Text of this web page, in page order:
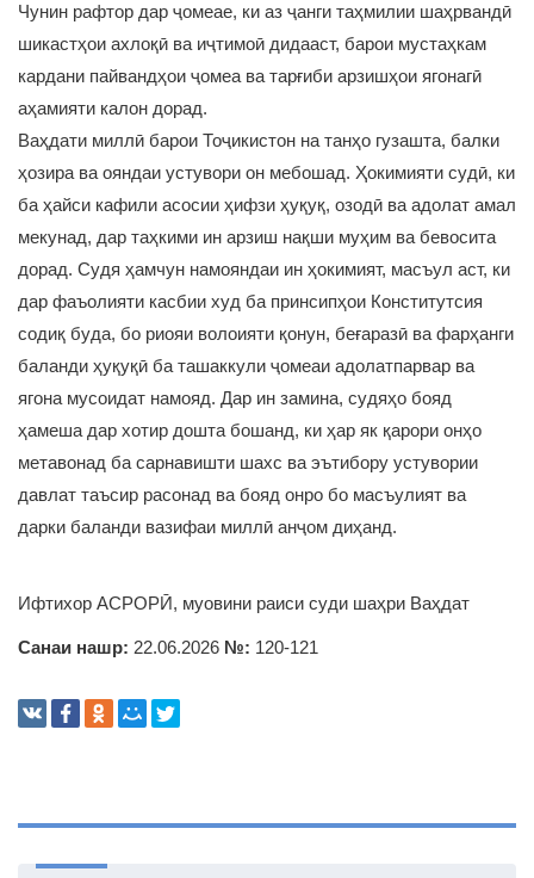
Чунин рафтор дар ҷомеае, ки аз ҷанги таҳмилии шаҳрвандӣ
шикастҳои ахлоқӣ ва иҷтимоӣ дидааст, барои мустаҳкам
кардани пайвандҳои ҷомеа ва тарғиби арзишҳои ягонагӣ
аҳамияти калон дорад.
Ваҳдати миллӣ барои Тоҷикистон на танҳо гузашта, балки
ҳозира ва ояндаи устувори он мебошад. Ҳокимияти судӣ, ки
ба ҳайси кафили асосии ҳифзи ҳуқуқ, озодӣ ва адолат амал
мекунад, дар таҳкими ин арзиш нақши муҳим ва бевосита
дорад. Судя ҳамчун намояндаи ин ҳокимият, масъул аст, ки
дар фаъолияти касбии худ ба принсипҳои Конститутсия
содиқ буда, бо риояи волоияти қонун, беғаразӣ ва фарҳанги
баланди ҳуқуқӣ ба ташаккули ҷомеаи адолатпарвар ва
ягона мусоидат намояд. Дар ин замина, судяҳо бояд
ҳамеша дар хотир дошта бошанд, ки ҳар як қарори онҳо
метавонад ба сарнавишти шахс ва эътибору устувории
давлат таъсир расонад ва бояд онро бо масъулият ва
дарки баланди вазифаи миллӣ анҷом диҳанд.
Ифтихор АСРОРӢ, муовини раиси суди шаҳри Ваҳдат
Санаи нашр: 22.06.2026 №: 120-121